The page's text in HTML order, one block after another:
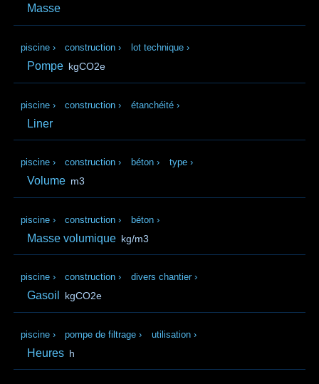
Masse
piscine › construction › lot technique ›
Pompe kgCO2e
piscine › construction › étanchéité ›
Liner
piscine › construction › béton › type ›
Volume m3
piscine › construction › béton ›
Masse volumique kg/m3
piscine › construction › divers chantier ›
Gasoil kgCO2e
piscine › pompe de filtrage › utilisation ›
Heures h